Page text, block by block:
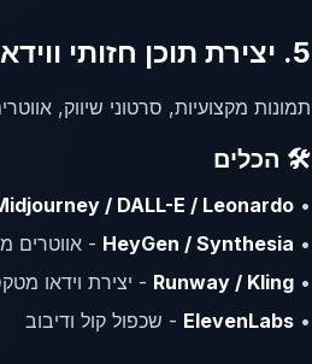
5. יצירת תוכן חזותי ווידאו
תמונות מקצועיות, סרטוני שיווק,
🛠️ הכלים
•
/ DALL-E / Leonardo
•
HeyGen / Synthesia - אווטרים
•
Runway / Kling - יצירת וידאו
•
ElevenLabs - שכפול קול ודיבוב